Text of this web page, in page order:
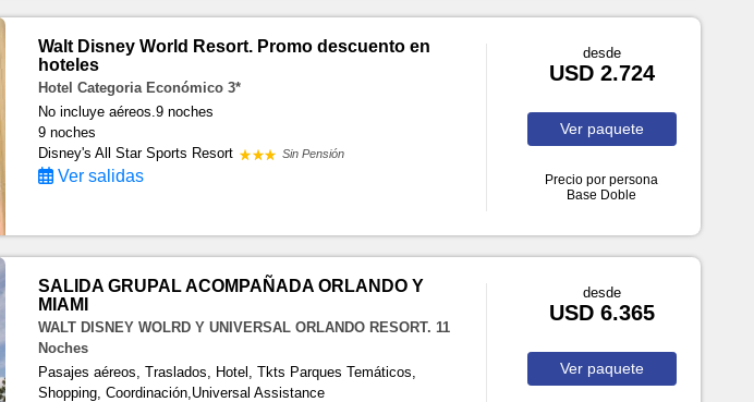
Walt Disney World Resort. Promo descuento en
hoteles
Hotel Categoria Económico 3*
No incluye aéreos.9 noches
9 noches
Disney's All Star Sports Resort
Sin Pensión
Ver salidas
desde
USD 2.724
Ver paquete
Precio por persona
Base Doble
SALIDA GRUPAL ACOMPAÑADA ORLANDO Y
MIAMI
WALT DISNEY WOLRD Y UNIVERSAL ORLANDO RESORT. 11
Noches
Pasajes aéreos, Traslados, Hotel, Tkts Parques Temáticos,
Shopping, Coordinación,Universal Assistance
desde
USD 6.365
Ver paquete